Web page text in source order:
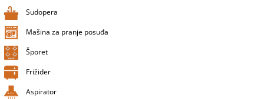
Sudopera
Mašina za pranje posuđa
Šporet
Frižider
Aspirator